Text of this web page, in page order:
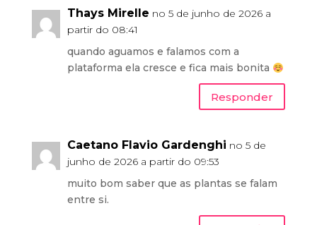
Thays Mirelle no 5 de junho de 2026 a
partir do 08:41
quando aguamos e falamos com a
plataforma ela cresce e fica mais bonita
Responder
Caetano Flavio Gardenghi no 5 de
junho de 2026 a partir do 09:53
muito bom saber que as plantas se falam
entre si.